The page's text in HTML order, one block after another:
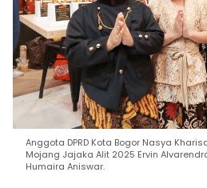
Anggota DPRD Kota Bogor Nasya
Mojang Jajaka Alit 2025 Ervin
Humaira Aniswar.